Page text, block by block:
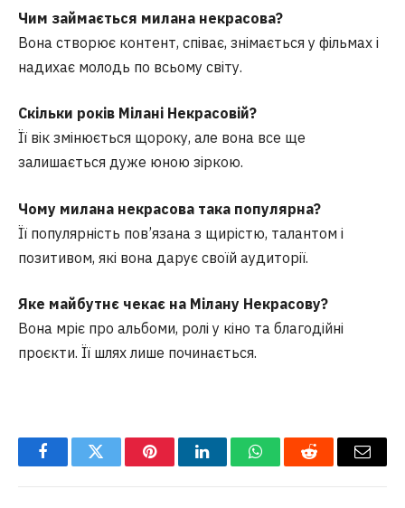
Чим займається милана некрасова?
Вона створює контент, співає, знімається у фільмах і
надихає молодь по всьому світу.
Скільки років Мілані Некрасовій?
Її вік змінюється щороку, але вона все ще
залишається дуже юною зіркою.
Чому милана некрасова така популярна?
Її популярність пов’язана з щирістю, талантом і
позитивом, які вона дарує своїй аудиторії.
Яке майбутнє чекає на Мілану Некрасову?
Вона мріє про альбоми, ролі у кіно та благодійні
проєкти. Її шлях лише починається.
FacebookTwitter PinterestLinkedInWhatsAppReddit Email